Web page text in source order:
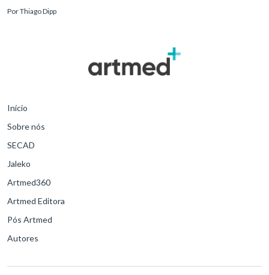
PorThiago Dipp
Início
Sobre nós
SECAD
Jaleko
Artmed360
Artmed Editora
Pós Artmed
Autores